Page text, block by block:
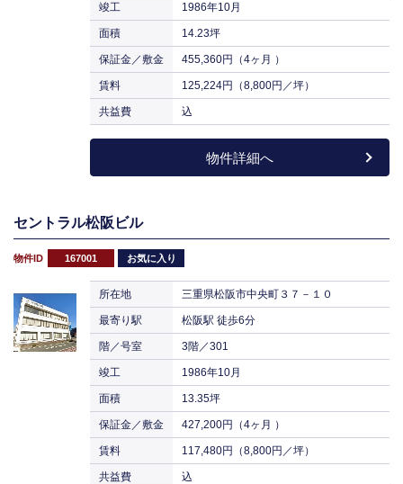
竣工 1986年10月
面積 14.23坪
保証金／敷金 455,360円（4ヶ月 ）
賃料 125,224円（8,800円／坪）
共益費 込
物件詳細へ
セントラル松阪ビル
物件ID 167001 お気に入り
所在地 三重県松阪市中央町３７－１０
最寄り駅 松阪駅 徒歩6分
階／号室 3階／301
竣工 1986年10月
面積 13.35坪
保証金／敷金 427,200円（4ヶ月 ）
賃料 117,480円（8,800円／坪）
共益費 込